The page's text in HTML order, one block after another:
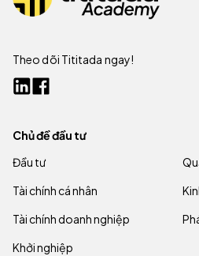
Theo dõi Tititada ngay!
Chủ đề đầu tư
Đầu tư
Tài chính cá nhân
Tài chính doanh nghiệp
Khởi nghiệp